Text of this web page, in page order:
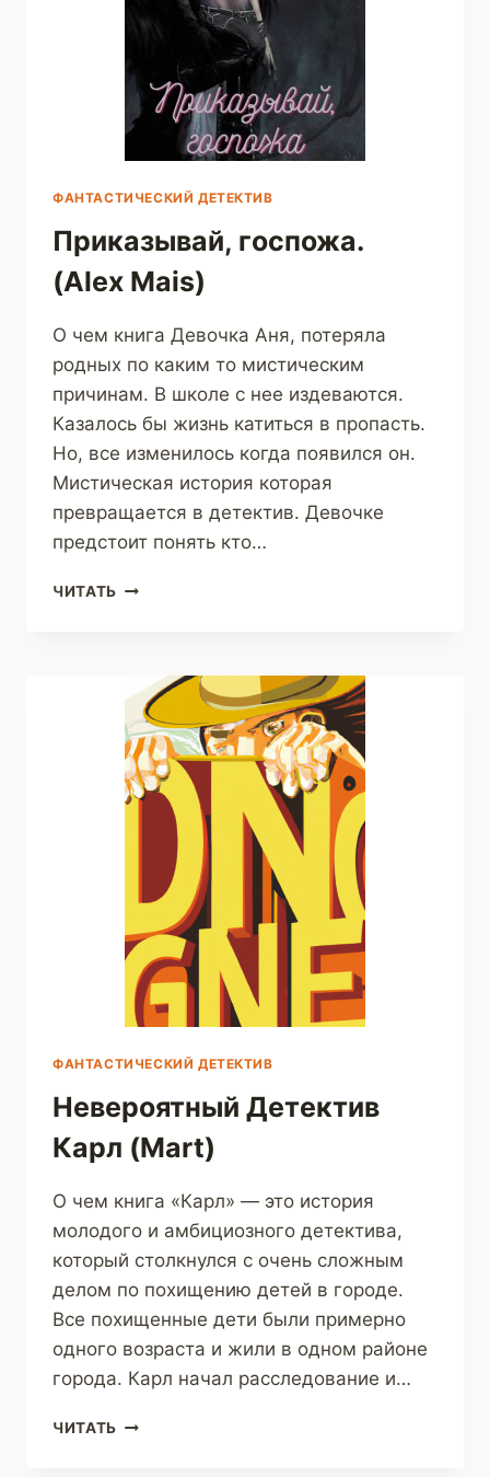
ФАНТАСТИЧЕСКИЙ ДЕТЕКТИВ
Приказывай, госпожа.
(Alex Mais)
О чем книга Девочка Аня, потеряла
родных по каким то мистическим
причинам. В школе с нее издеваются.
Казалось бы жизнь катиться в пропасть.
Но, все изменилось когда появился он.
Мистическая история которая
превращается в детектив. Девочке
предстоит понять кто…
ЧИТАТЬ ПРИКАЗЫВАЙ,
ФАНТАСТИЧЕСКИЙ ДЕТЕКТИВ
Невероятный Детектив
Карл (Mart)
О чем книга «Карл» — это история
молодого и амбициозного детектива,
который столкнулся с очень сложным
делом по похищению детей в городе.
Все похищенные дети были примерно
одного возраста и жили в одном районе
города. Карл начал расследование и…
ЧИТАТЬ НЕВЕРОЯТНЫЙ